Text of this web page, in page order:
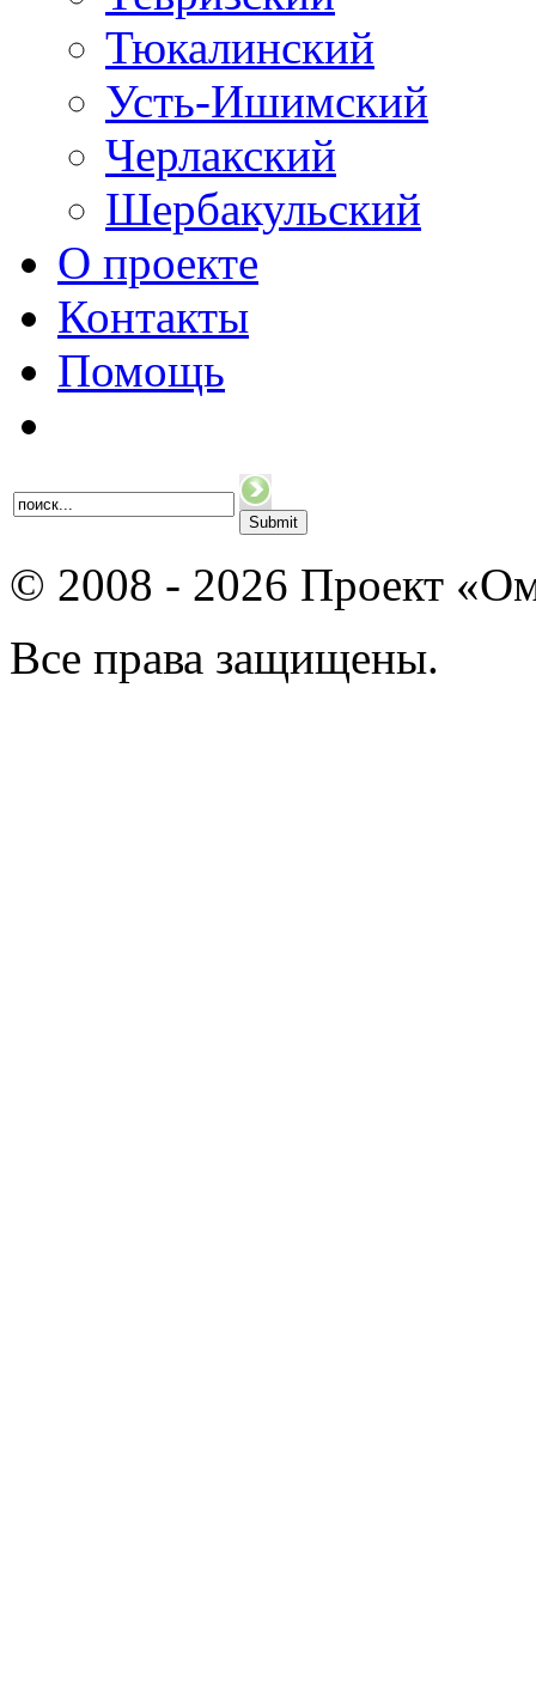
Тюкалинский
Усть-Ишимский
Черлакский
Шербакульский
О проекте
Контакты
Помощь
© 2008 - 2026 Проект
Все права защищены.